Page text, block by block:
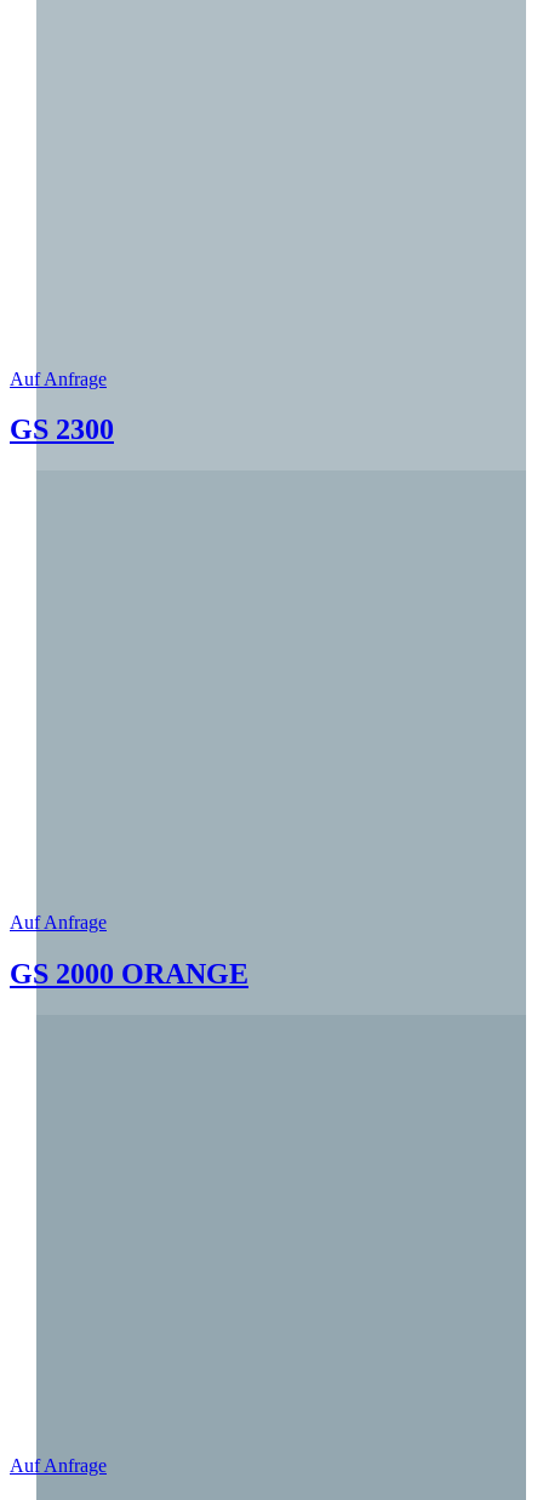
Auf Anfrage
GS 2300
Auf Anfrage
GS 2000 ORANGE
Auf Anfrage